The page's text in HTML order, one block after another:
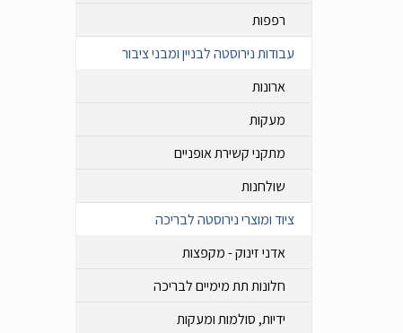
רפפות
עבודות נירוסטה לבניין ומבני ציבור
ארונות
מעקות
מתקני קשירת אופניים
שולחנות
ציוד ומוצרי נירוסטה לבריכה
אדני זינוק - מקפצות
חלונות תת מימיים לבריכה
ידיות, סולמות ומעקות